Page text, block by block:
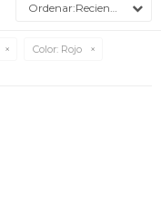
Recientes
Color: Rojo